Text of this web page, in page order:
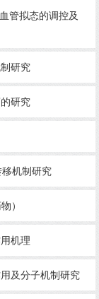
管拟态的调控及
研究
研究
机制研究
）
机理
及分子机制研究